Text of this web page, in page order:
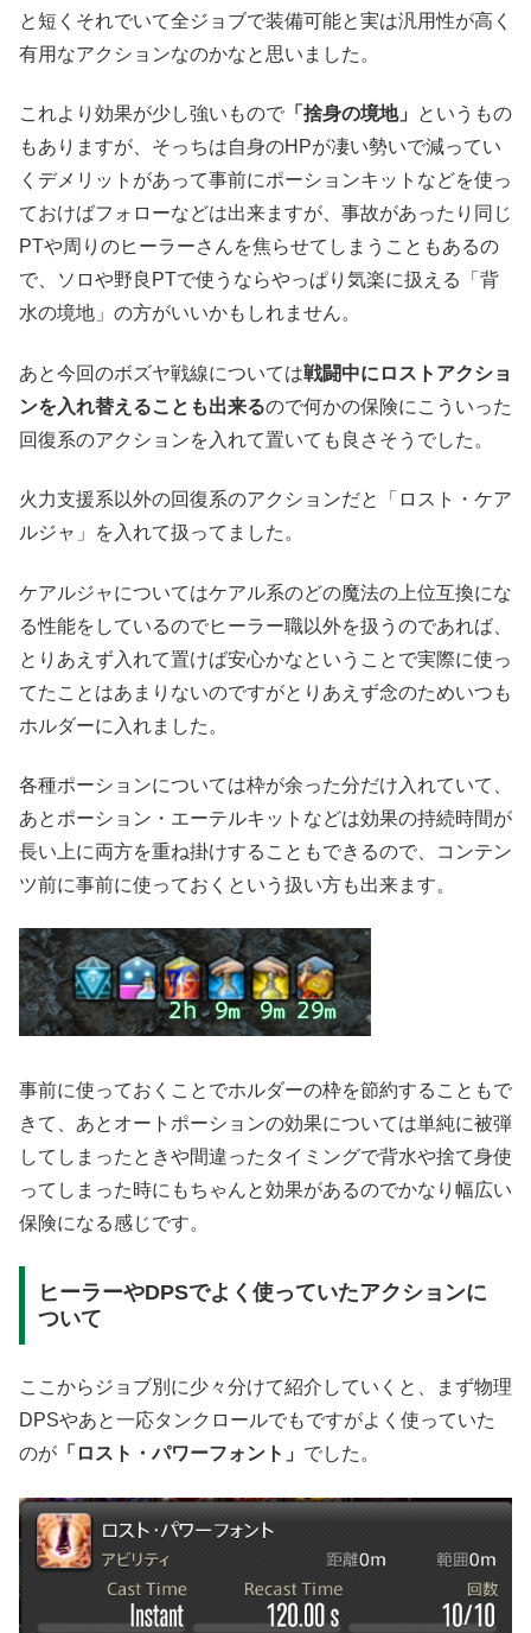
と短くそれでいて全ジョブで装備可能と実は汎用性が高く
有用なアクションなのかなと思いました。
これより効果が少し強いもので 「捨身の境地」
というもの
もありますが、そっちは自身のHPが凄い勢いで減ってい
くデメリットがあって事前にポーションキットなどを使っ
ておけばフォローなどは出来ますが、事故があったり同じ
PTや周りのヒーラーさんを焦らせてしまうこともあるの
で、ソロや野良PTで使うならやっぱり気楽に扱える「背
水の境地」の方がいいかもしれません。
あと今回のボズヤ戦線については戦闘中にロストアクショ
ンを入れ替えることも出来るので何かの保険にこういった
回復系のアクションを入れて置いても良さそうでした。
火力支援系以外の回復系のアクションだと「ロスト・ケア
ルジャ」を入れて扱ってました。
ケアルジャについてはケアル系のどの魔法の上位互換にな
る性能をしているのでヒーラー職以外を扱うのであれば、
とりあえず入れて置けば安心かなということで実際に使っ
てたことはあまりないのですがとりあえず念のためいつも
ホルダーに入れました。
各種ポーションについては枠が余った分だけ入れていて、
あとポーション・エーテルキットなどは効果の持続時間が
長い上に両方を重ね掛けすることもできるので、コンテン
ツ前に事前に使っておくという扱い方も出来ます。
事前に使っておくことでホルダーの枠を節約することもで
きて、あとオートポーションの効果については単純に被弾
してしまったときや間違ったタイミングで背水や捨て身使
ってしまった時にもちゃんと効果があるのでかなり幅広い
保険になる感じです。
ヒーラーやDPSでよく使っていたアクションに
ついて
ここからジョブ別に少々分けて紹介していくと、まず物理
DPSやあと一応タンクロールでもですがよく使っていた
のが 「ロスト・パワーフォント」 でした。